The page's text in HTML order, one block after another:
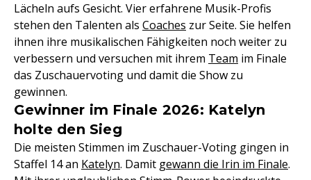
Lächeln aufs Gesicht. Vier erfahrene Musik-Profis
stehen den Talenten als Coaches zur Seite. Sie helfen
ihnen ihre musikalischen Fähigkeiten noch weiter zu
verbessern und versuchen mit ihrem Team im Finale
das Zuschauervoting und damit die Show zu
gewinnen.
Gewinner im Finale 2026: Katelyn
holte den Sieg
Die meisten Stimmen im Zuschauer-Voting gingen in
Staffel 14 an Katelyn. Damit gewann die Irin im Finale.